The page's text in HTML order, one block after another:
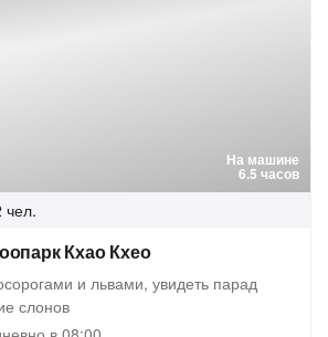
На машине
6.5 часов
чел.
Кхао Кхео
и львами, увидеть парад
слонов